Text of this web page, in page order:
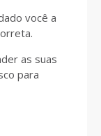
você a
as suas
para